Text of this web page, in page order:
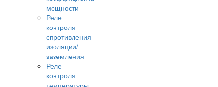
мощности
Реле
контроля
спротивления
изоляции/
заземления
Реле
контроля